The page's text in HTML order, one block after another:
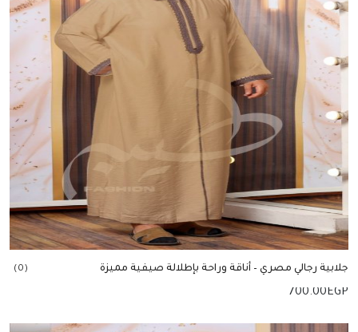
جلابية رجالي مصري – أناقة وراحة بإطلالة صيفية مميزة (0)
700.00EGP